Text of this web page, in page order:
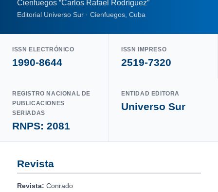
Cienfuegos “Carlos Rafael Rodríguez”
Editorial Universo Sur · Cienfuegos, Cuba
ISSN ELECTRÓNICO
1990-8644
ISSN IMPRESO
2519-7320
REGISTRO NACIONAL DE
PUBLICACIONES
SERIADAS
RNPS: 2081
ENTIDAD EDITORA
Universo Sur
Revista
Revista: Conrado